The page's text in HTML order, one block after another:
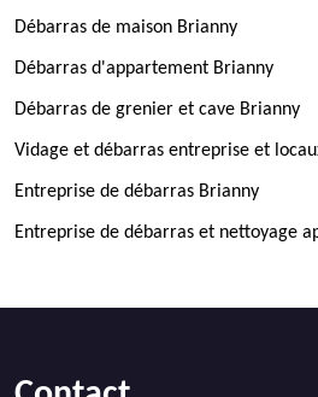
Débarras de maison Brianny
Débarras d'appartement Brianny
Débarras de grenier et cave Brianny
Vidage et débarras entreprise et
Entreprise de débarras Brianny
Entreprise de débarras et nettoyage